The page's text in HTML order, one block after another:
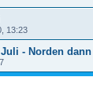
13:23
- Norden